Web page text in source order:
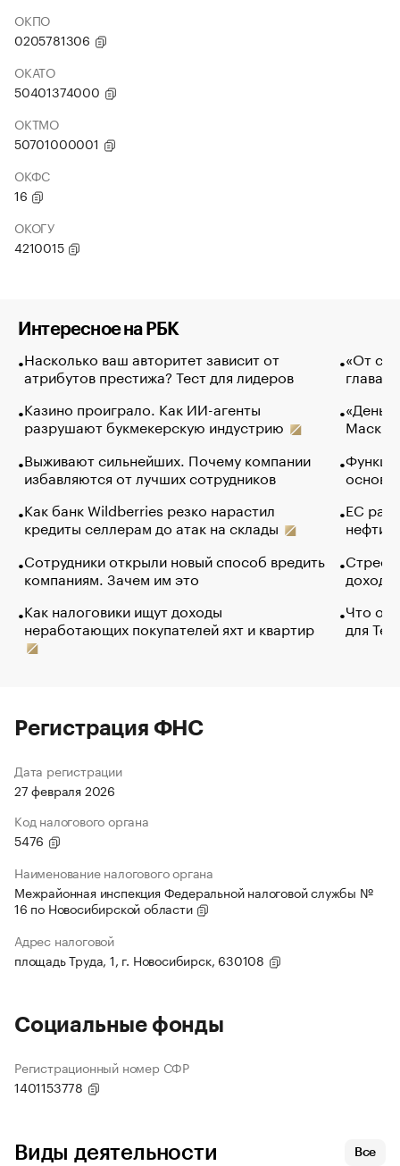
ОКПО
0205781306
ОКАТО
50401374000
ОКТМО
50701000001
ОКФС
16
ОКОГУ
4210015
Интересное на РБК
Насколько ваш авторитет зависит от
атрибутов престижа? Тест для лидеров
Казино проиграло. Как ИИ-агенты
разрушают букмекерскую индустрию
Выживают сильнейших. Почему компании
избавляются от лучших сотрудников
Как банк Wildberries резко нарастил
кредиты селлерам до атак на склады
Сотрудники открыли новый способ вредить
компаниям. Зачем им это
Как налоговики ищут доходы
неработающих покупателей яхт и квартир
«От
глава
Маск в
основ
ЕС
нефти
Что
для
Регистрация ФНС
Дата регистрации
27 февраля 2026
Код налогового органа
5476
Наименование налогового органа
Межрайонная инспекция Федеральной налоговой службы №
16 по Новосибирской области
Адрес налоговой
площадь Труда, 1, г. Новосибирск, 630108
Социальные фонды
Регистрационный номер СФР
1401153778
Виды деятельности Все